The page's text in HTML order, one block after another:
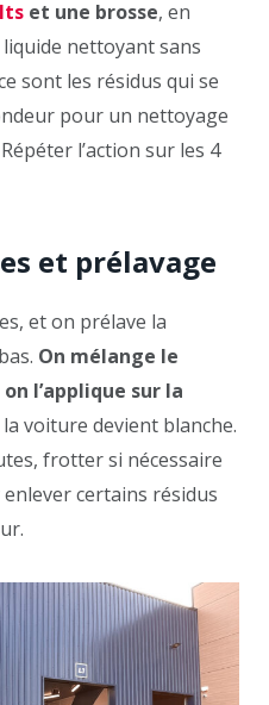
et une brosse, en
nettoyant sans
sont les résidus qui se
pour un nettoyage
l’action sur les 4
et prélavage
et on prélave la
On mélange le
l’applique sur la
voiture devient blanche.
frotter si nécessaire
certains résidus